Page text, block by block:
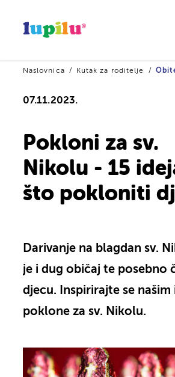
Naslovnica Kutak za roditelje
07.11.2023.
Pokloni za sv.
Nikolu - 15
što pokloniti
Darivanje na blagdan sv.
je i dug običaj te posebno
djecu. Inspirirajte se našim
poklone za sv. Nikolu.